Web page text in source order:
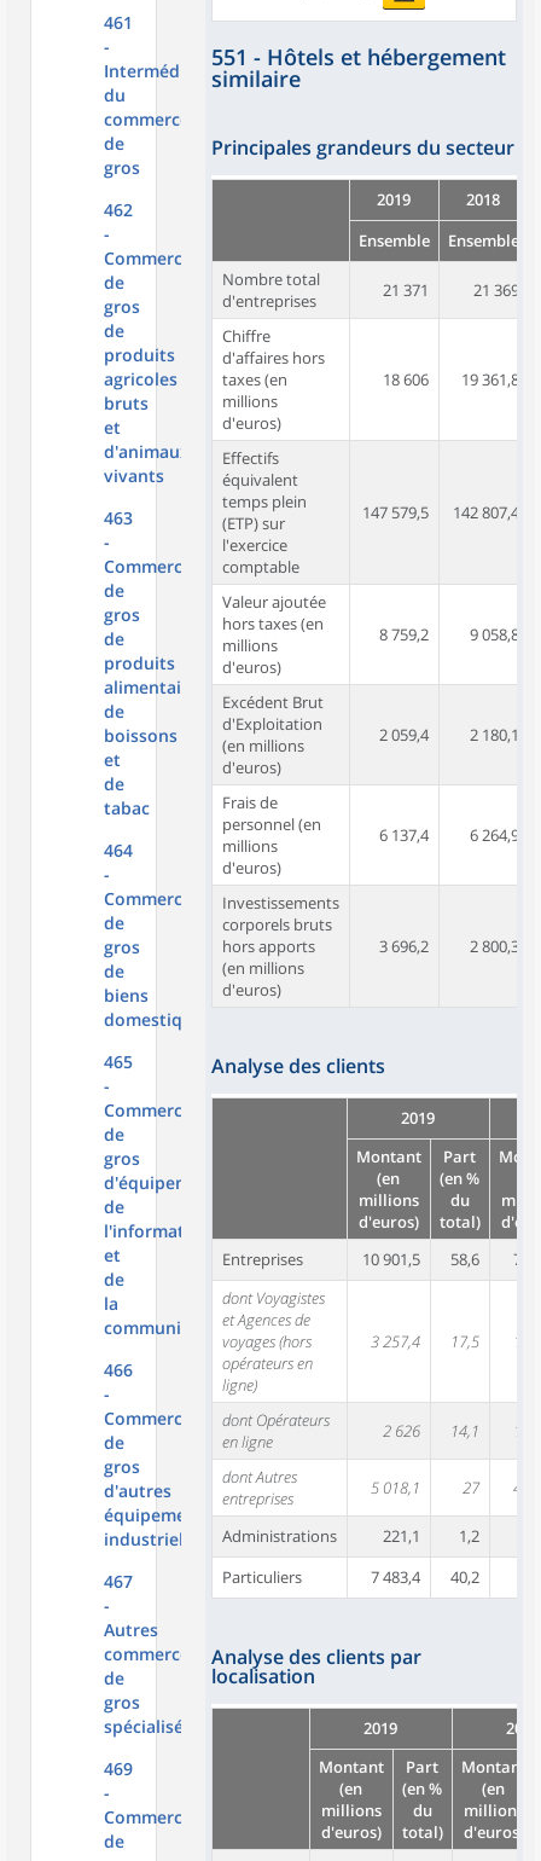
461
-
Intermédiaires
du
commerce
de
gros
462
-
Commerce
de
gros
de
produits
agricoles
bruts
et
d'animaux
vivants
463
-
Commerce
de
gros
de
produits
alimentaires,
de
boissons
et
de
tabac
464
-
Commerce
de
gros
de
biens
domestiques
465
-
Commerce
de
gros
d'équipements
de
l'information
et
de
la
communication
466
-
Commerce
de
gros
d'autres
équipements
industriels
467
-
Autres
commerces
de
gros
spécialisés
469
-
Commerce
de
551 - Hôtels et hébergement
similaire
Principales grandeurs du secteur
2019
2018
Ensemble
Ensemble
Nombre total
d'entreprises
21 371 21 369
Chiffre
d'affaires hors
taxes (en
millions
d'euros)
18 606 19 361,8
Effectifs
équivalent
temps plein
(ETP) sur
l'exercice
comptable
147 579,5 142 807,4
Valeur ajoutée
hors taxes (en
millions
d'euros)
8 759,2 9 058,8
Excédent Brut
d'Exploitation
(en millions
d'euros)
2 059,4 2 180,1
Frais de
personnel (en
millions
d'euros)
6 137,4 6 264,9
Investissements
corporels bruts
hors apports
(en millions
d'euros)
3 696,2 2 800,3
Analyse des clients
2019
Montant
(en
millions
d'euros)
Part
(en %
du
total)
Entreprises
10 901,5 58,6
7
dont Voyagistes
et Agences de
voyages (hors
opérateurs en
ligne)
3 257,4 17,5 1
dont Opérateurs
en ligne
2 626 14,1 1
dont Autres
entreprises
5 018,1 27 4
Administrations 221,1 1,2
Particuliers
7 483,4 40,2
Analyse des clients par
localisation
2019
2018
Montant
(en
millions
d'euros)
Part
(en %
du
total)
Montant
(en
millions
d'euros)